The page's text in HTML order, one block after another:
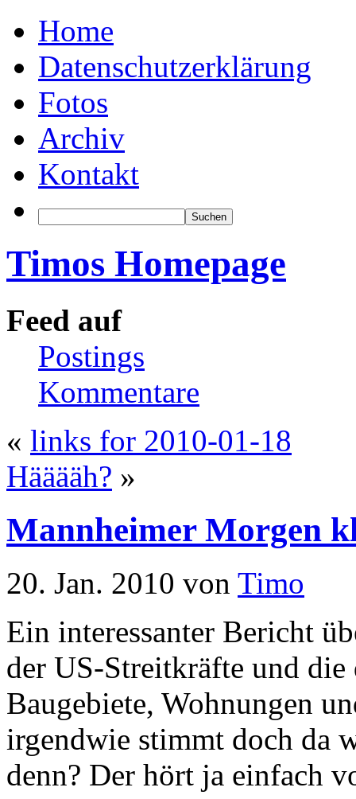
Home
Datenschutzerklärung
Fotos
Archiv
Kontakt
Timos Homepage
Feed auf
Postings
Kommentare
« links for 2010-01-18
Hääääh? »
Mannheimer Morgen
20. Jan. 2010 von Timo
Ein interessanter Bericht
der US-Streitkräfte und die
Baugebiete, Wohnungen
irgendwie stimmt doch da
denn? Der hört ja einfach